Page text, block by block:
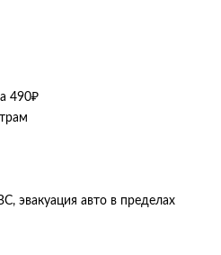
490₽
эвакуация авто в пределах